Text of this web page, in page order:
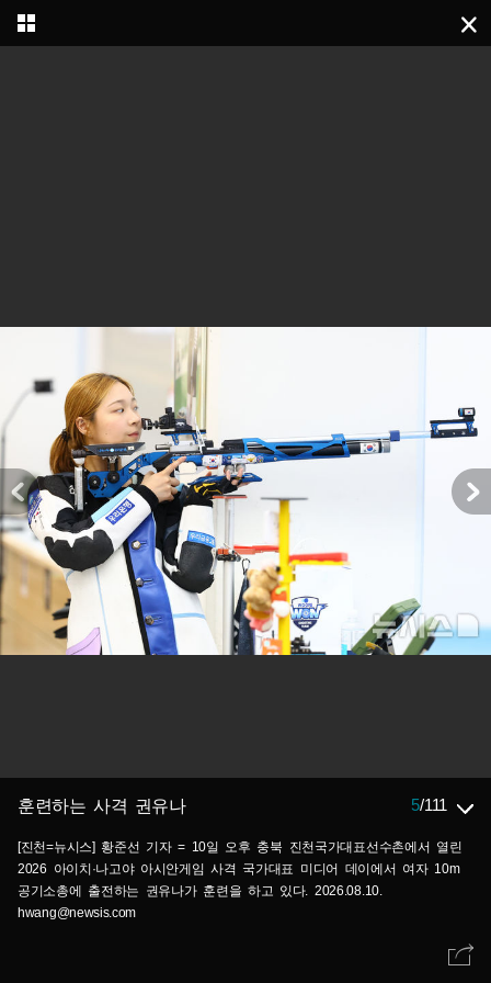
훈련하는 사격 권유나 5/111
[진천=뉴시스] 황준선 기자 = 10일 오후 충북 진천국가대표선수촌에서 열린
2026 아이치·나고야 아시안게임 사격 국가대표 미디어 데이에서 여자 10m
공기소총에 출전하는 권유나가 훈련을 하고 있다. 2026.08.10.
hwang@newsis.com